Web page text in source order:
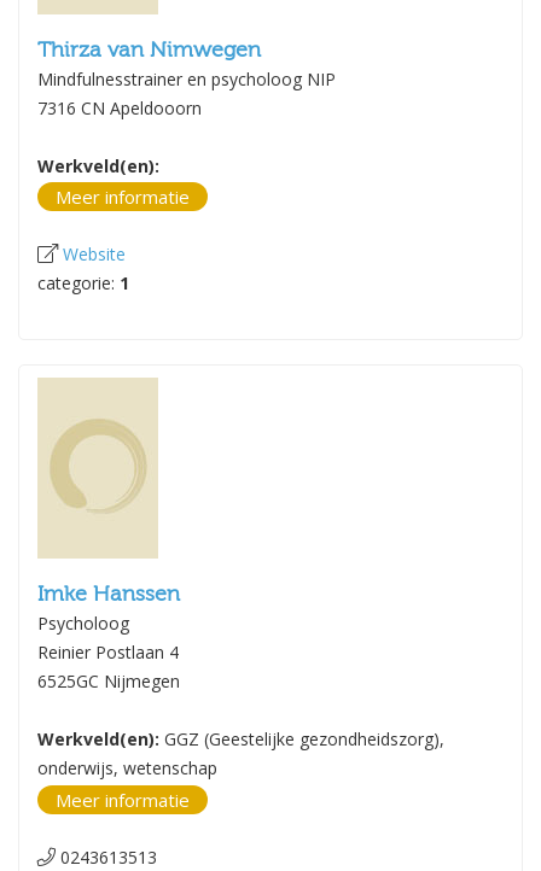
Thirza van Nimwegen
Mindfulnesstrainer en psycholoog NIP
7316 CN Apeldooorn
Werkveld(en):
Meer informatie
Website
categorie: 1
Imke Hanssen
Psycholoog
Reinier Postlaan 4
6525GC Nijmegen
Werkveld(en): GGZ (Geestelijke gezondheidszorg),
onderwijs, wetenschap
Meer informatie
0243613513